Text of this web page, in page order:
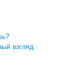
взгляд